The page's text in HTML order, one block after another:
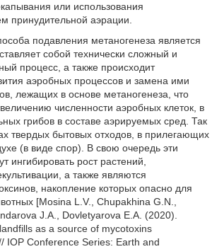
или использования
принудительной аэрации.
подавления метаногенеза является
собой технически сложный и
процесс, а также происходит
аэробных процессов и замена ими
лежащих в основе метаногенеза, что
численности аэробных клеток, в
грибов в составе аэрируемых сред. Так
твердых бытовых отходов, в прилегающих
(в виде спор). В свою очередь эти
ингибировать рост растений,
а также являются
накопление которых опасно для
[Mosina L.V., Chupakhina G.N.,
J.A., Dovletyarova E.A. (2020).
as a source of mycotoxins
IOP Conference Series: Earth and